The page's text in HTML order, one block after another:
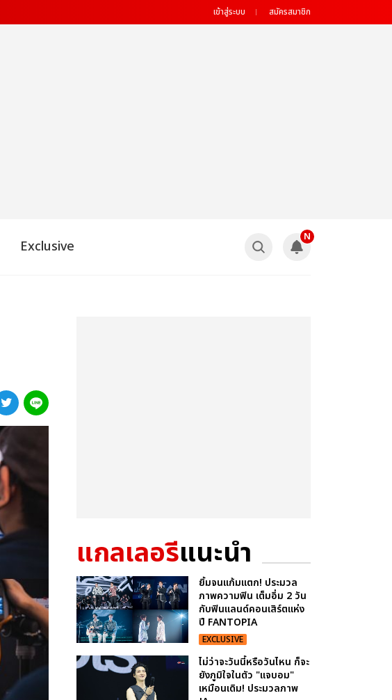
เข้าสู่ระบบ สมัครสมาชิก
Exclusive
N
แกลเลอรีแนะนำ
ยิ้มจนแก้มแตก! ประมวล
ภาพความฟิน เต็มอิ่ม 2 วัน
กับฟินแลนด์คอนเสิร์ตแห่ง
ปี FANTOPIA
EXCLUSIVE
ไม่ว่าจะวันนี้หรือวันไหน ก็จะ
ยังภูมิใจในตัว "แจบอม"
เหมือนเดิม! ประมวลภาพ